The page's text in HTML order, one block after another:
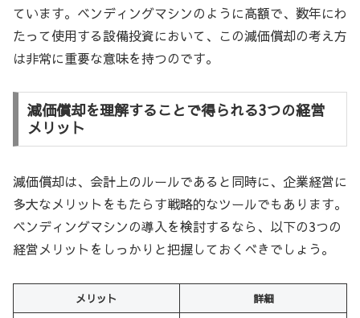
ています。ベンディングマシンのように高額で、数年にわ
たって使用する設備投資において、この減価償却の考え方
は非常に重要な意味を持つのです。
減価償却を理解することで得られる3つの経営
メリット
減価償却は、会計上のルールであると同時に、企業経営に
多大なメリットをもたらす戦略的なツールでもあります。
ベンディングマシンの導入を検討するなら、以下の3つの
経営メリットをしっかりと把握しておくべきでしょう。
メリット 詳細